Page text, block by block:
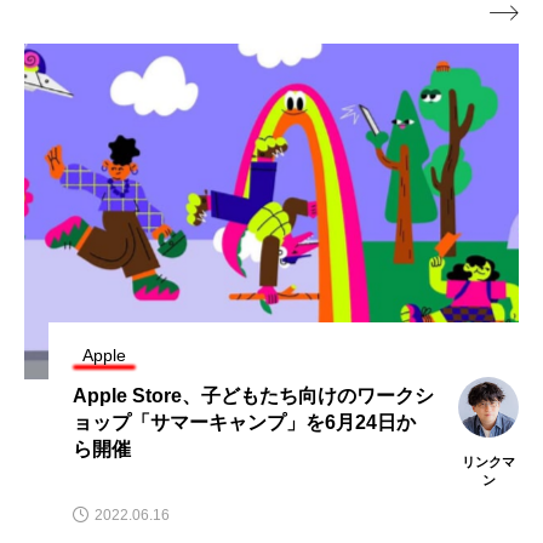
Apple
Apple Store、子どもたち向けのワークシ
ョップ「サマーキャンプ」を6月24日か
ら開催
リンクマ
ン
2022.06.16
